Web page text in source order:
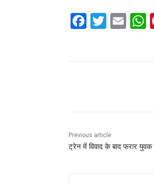
F
a
k
T
w
E
m
Previous article
ट्रेन में विवाद के बाद फरार